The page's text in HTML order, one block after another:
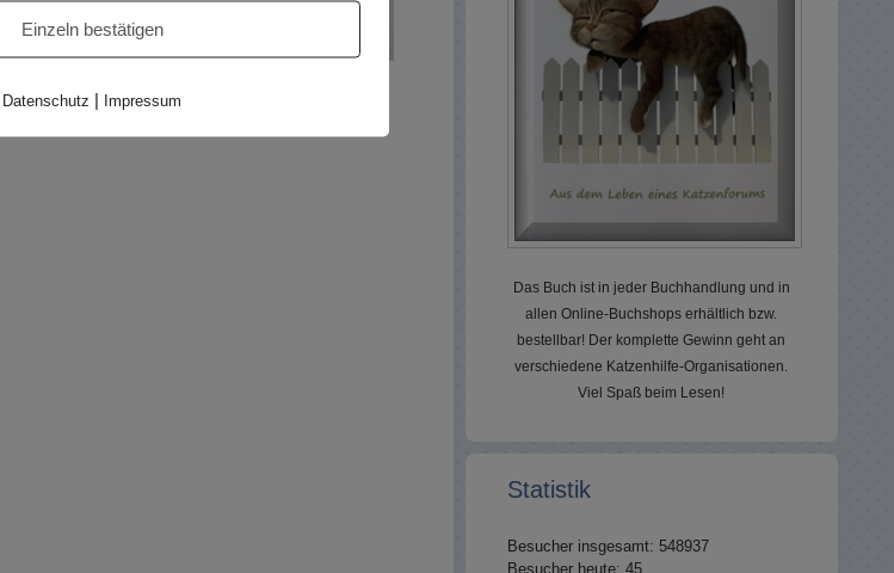
Das Buch ist in jeder Buchhandlung und in
allen Online-Buchshops erhältlich bzw.
bestellbar! Der komplette Gewinn geht an
verschiedene Katzenhilfe-Organisationen.
Viel Spaß beim Lesen!
Statistik
Besucher insgesamt: 548937
Besucher heute: 45
Einzeln bestätigen
Datenschutz | Impressum